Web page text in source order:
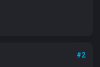
#2